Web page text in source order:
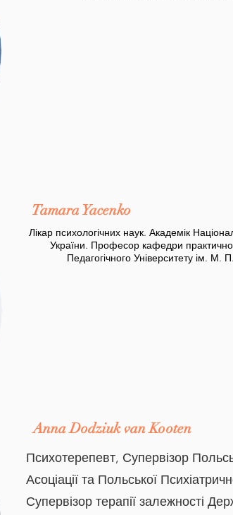
Tamara Yacenko
Лікар психологічних наук. Академік
України. Професор кафедри
Педагогічного Університету ім. М.
Anna Dodziuk van Kooten
Психотерепевт, Супервізор
Асоціації та Польської
Супервізор терапії залежності